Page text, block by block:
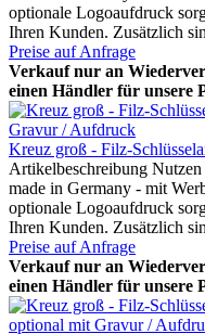
optionale Logoaufdruck
Ihren Kunden. Zusätzlich
Preise auf Anfrage
Verkauf nur an
einen Händler für unsere
Kreuz groß - Filz-
Artikelbeschreibung Nutzen
made in Germany - mit
optionale Logoaufdruck
Ihren Kunden. Zusätzlich
Preise auf Anfrage
Verkauf nur an
einen Händler für unsere